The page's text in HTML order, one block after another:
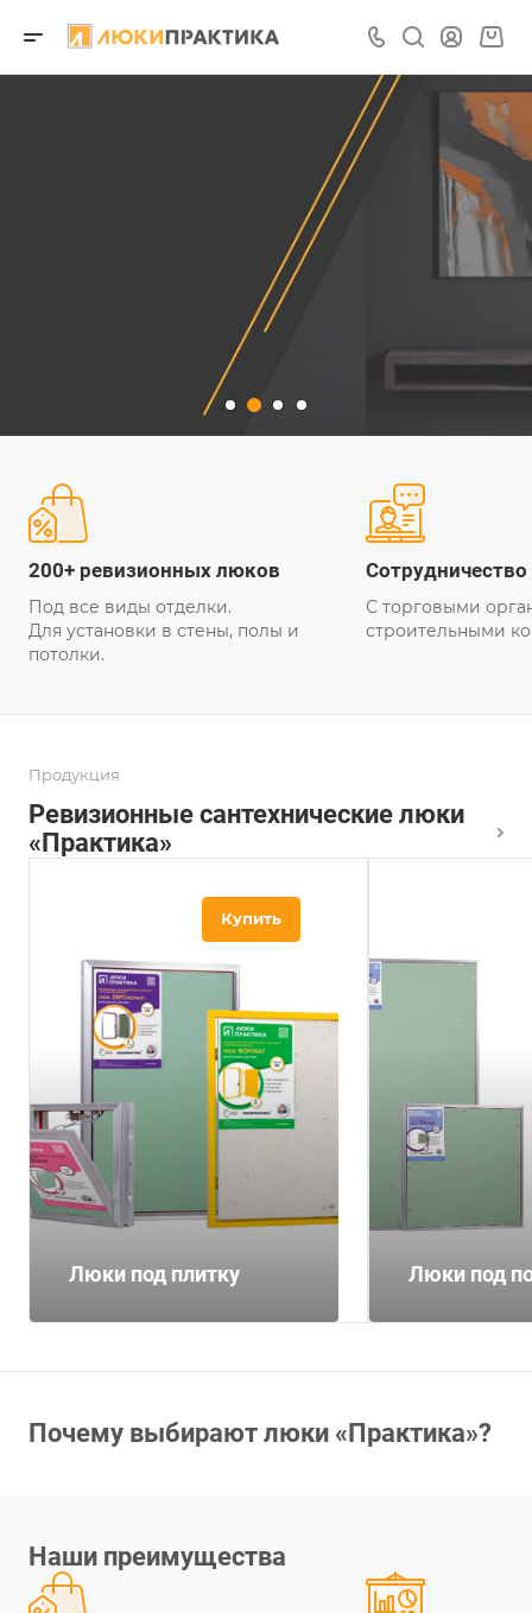
200+ ревизионных люков
Под все виды отделки.
Для установки в стены, полы и
потолки.
Сотрудничество
С торговыми
строительными
Продукция
Ревизионные сантехнические люки
«Практика»
Люки под плитку
Купить
Люки под
Почему выбирают люки «Практика»?
Наши преимущества